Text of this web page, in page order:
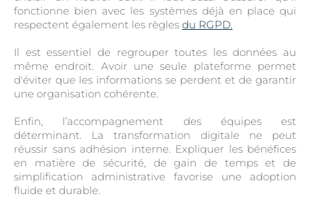
fonctionne bien avec les systèmes déjà en place qui
respectent également les règles du RGPD.
Il est essentiel de regrouper toutes les données au
même endroit. Avoir une seule plateforme permet
d'éviter que les informations se perdent et de garantir
une organisation cohérente.
Enfin, l’accompagnement des équipes est
déterminant. La transformation digitale ne peut
réussir sans adhésion interne. Expliquer les bénéfices
en matière de sécurité, de gain de temps et de
simplification administrative favorise une adoption
fluide et durable.